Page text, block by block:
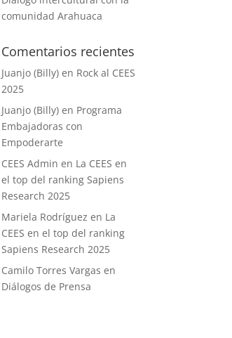
comunidad Arahuaca
Comentarios recientes
Juanjo (Billy) en Rock al CEES
2025
Juanjo (Billy) en Programa
Embajadoras con
Empoderarte
CEES Admin en La CEES en
el top del ranking Sapiens
Research 2025
Mariela Rodríguez en La
CEES en el top del ranking
Sapiens Research 2025
Camilo Torres Vargas en
Diálogos de Prensa